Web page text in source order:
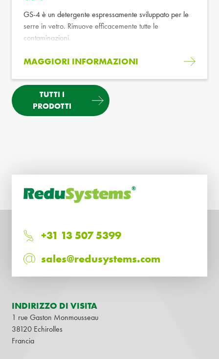
GS-4 è un detergente espressamente sviluppato per le
serre in vetro. Rimuove efficacemente tutte le
contaminazioni.
MAGGIORI INFORMAZIONI
TUTTI I
PRODOTTI
+31 13 507 5399
sales@redusystems.com
INDIRIZZO DI VISITA
1 rue Gaston Monmousseau
38120 Echirolles
Francia